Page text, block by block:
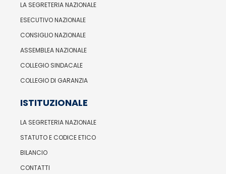
LA SEGRETERIA NAZIONALE
ESECUTIVO NAZIONALE
CONSIGLIO NAZIONALE
ASSEMBLEA NAZIONALE
COLLEGIO SINDACALE
COLLEGIO DI GARANZIA
ISTITUZIONALE
LA SEGRETERIA NAZIONALE
STATUTO E CODICE ETICO
BILANCIO
CONTATTI